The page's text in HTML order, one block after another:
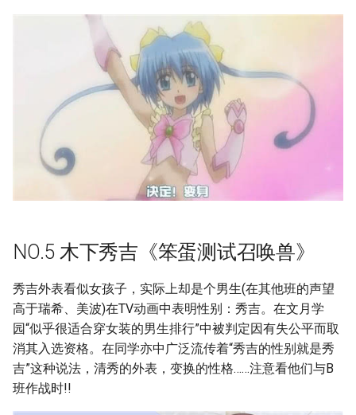
NO.5 木下秀吉《笨蛋测试召唤兽》
秀吉外表看似女孩子，实际上却是个男生(在其他班的声望
高于瑞希、美波)在TV动画中表明性别：秀吉。在文月学
园“似乎很适合穿女装的男生排行”中被判定因有失公平而取
消其入选资格。在同学亦中广泛流传着“秀吉的性别就是秀
吉”这种说法，清秀的外表，变换的性格……注意看他们与B
班作战时!!